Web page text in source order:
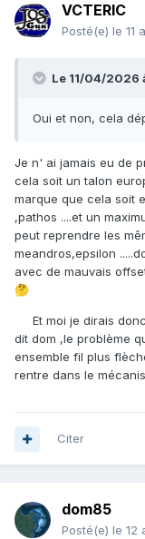
VCTERIC
Posté(e) le 11
Le 11/04/2026
Oui et non, cela
Je n' ai jamais eu de
cela soit un talon
marque que cela soit
,pathos ....et un
peut reprendre les
meandros,epsilon
avec de mauvais
🤔
Et moi je dirais donc
dit dom ,le problème
ensemble fil plus
rentre dans le
Citer
dom85
Posté(e) le 12